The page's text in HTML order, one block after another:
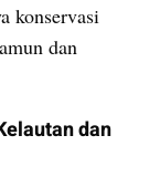
konservasi
dan
dan